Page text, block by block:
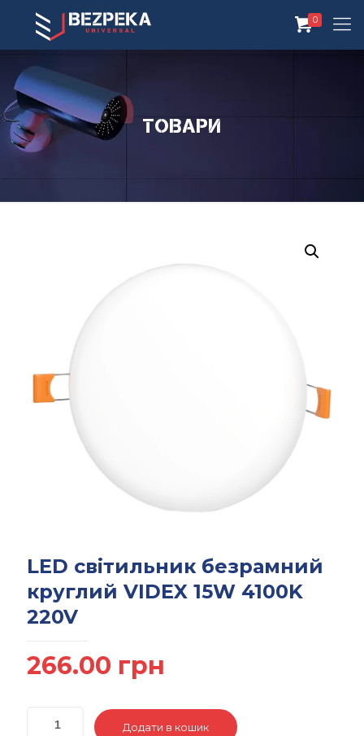
0
Товари
LED світильник безрамний
круглий VIDEX 15W 4100K
220V
266.00 грн
Додати в кошик